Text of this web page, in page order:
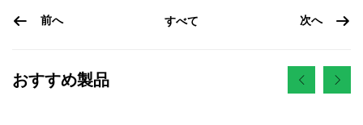
前へ すべて 次へ
おすすめ製品